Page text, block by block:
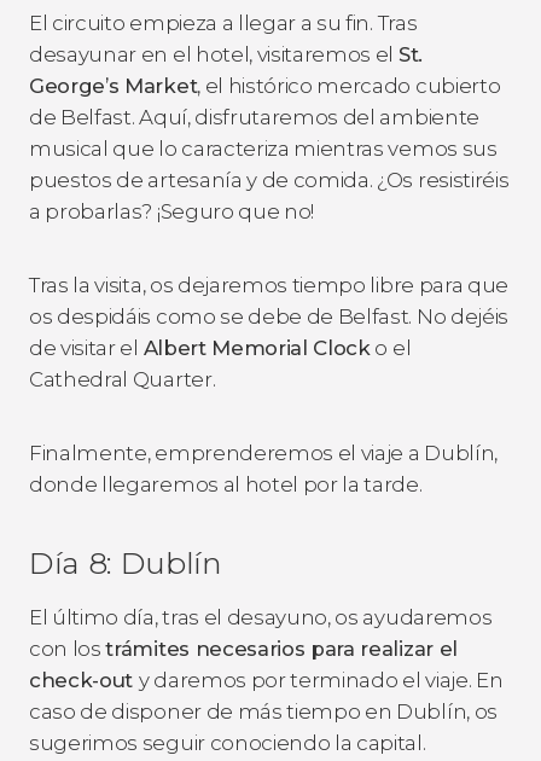
El circuito empieza a llegar a su fin. Tras
desayunar en el hotel, visitaremos el St.
George’s Market, el histórico mercado cubierto
de Belfast. Aquí, disfrutaremos del ambiente
musical que lo caracteriza mientras vemos sus
puestos de artesanía y de comida. ¿Os resistiréis
a probarlas? ¡Seguro que no!
Tras la visita, os dejaremos tiempo libre para que
os despidáis como se debe de Belfast. No dejéis
de visitar el Albert Memorial Clocko el
Cathedral Quarter.
Finalmente, emprenderemos el viaje a Dublín,
donde llegaremos al hotel por la tarde.
Día 8: Dublín
El último día, tras el desayuno, os ayudaremos
con lostrámites necesarios para realizar el
check-out y daremos por terminado el viaje. En
caso de disponer de más tiempo en Dublín, os
sugerimos seguir conociendo la capital.